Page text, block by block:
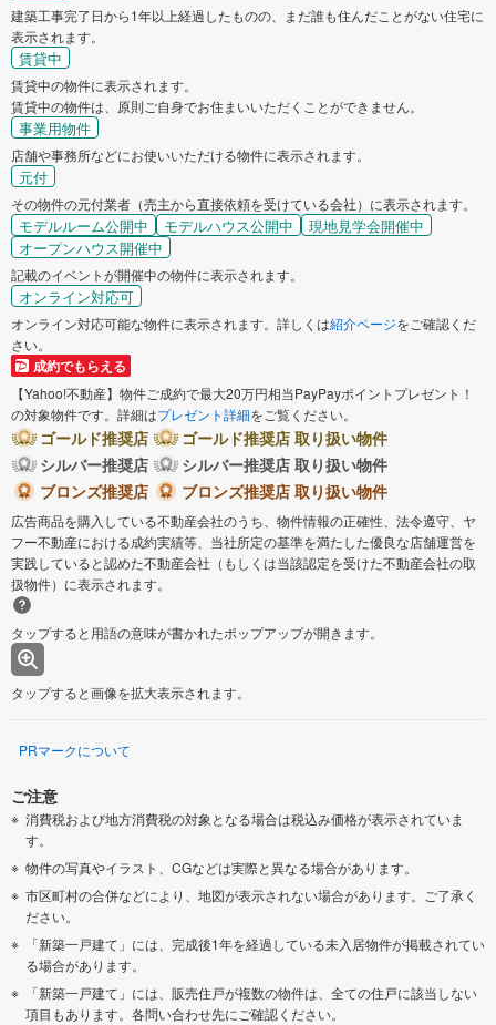
建築工事完了日から1年以上経過したものの、まだ誰も住んだことがない住宅に
表示されます。
賃貸中
賃貸中の物件に表示されます。
賃貸中の物件は、原則ご自身でお住まいいただくことができません。
事業用物件
店舗や事務所などにお使いいただける物件に表示されます。
元付
その物件の元付業者（売主から直接依頼を受けている会社）に表示されます。
モデルルーム公開中 モデルハウス公開中
現地見学会開催中
オープンハウス開催中
記載のイベントが開催中の物件に表示されます。
オンライン対応可
オンライン対応可能な物件に表示されます。詳しくは紹介ページをご確認くだ
さい。
成約でもらえる
【Yahoo!不動産】物件ご成約で最大20万円相当PayPayポイントプレゼント！
の対象物件です。詳細はプレゼント詳細をご覧ください。
ゴールド推奨店
ゴールド推奨店 取り扱い物件
シルバー推奨店
シルバー推奨店 取り扱い物件
ブロンズ推奨店
ブロンズ推奨店 取り扱い物件
広告商品を購入している不動産会社のうち、物件情報の正確性、法令遵守、ヤ
フー不動産における成約実績等、当社所定の基準を満たした優良な店舗運営を
実践していると認めた不動産会社（もしくは当該認定を受けた不動産会社の取
扱物件）に表示されます。
タップすると用語の意味が書かれたポップアップが開きます。
タップすると画像を拡大表示されます。
PRマークについて
ご注意
消費税および地方消費税の対象となる場合は税込み価格が表示されていま
す。
物件の写真やイラスト、CGなどは実際と異なる場合があります。
市区町村の合併などにより、地図が表示されない場合があります。ご了承く
ださい。
「新築一戸建て」には、完成後1年を経過している未入居物件が掲載されてい
る場合があります。
「新築一戸建て」には、販売住戸が複数の物件は、全ての住戸に該当しない
項目もあります。各問い合わせ先にご確認ください。